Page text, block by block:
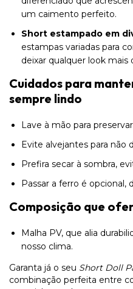
um caimento perfeito.
Short estampado em
estampas variadas para
deixar qualquer look mais
Cuidados para
sempre lindo
Lave à mão para
Evite alvejantes para não
Prefira secar à sombra,
Passar a ferro é opcional,
Composição que
Malha PV, que alia
nosso clima.
Garanta já o seu Short Doll
combinação perfeita entre